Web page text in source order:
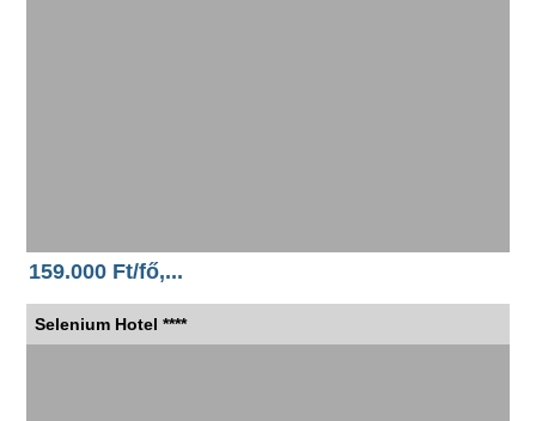
159.000 Ft/fő,...
Selenium Hotel ****